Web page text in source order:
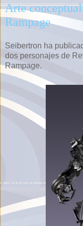
Arte
Rampage
Seibertron ha
dos personajes de
Rampage.